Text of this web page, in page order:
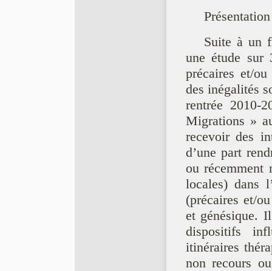
Suite à un
une étude sur
précaires et/
des inégalités
rentrée 2010-
Migrations »
recevoir des
d’une part
ou récemment
locales) dans
(précaires et/
et génésique.
dispositifs
itinéraires
non recours